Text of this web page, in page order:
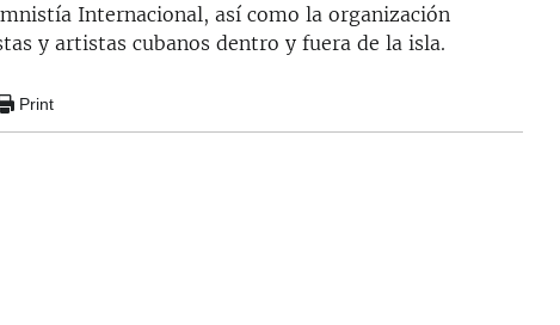
Internacional, así como la organización
y artistas cubanos dentro y fuera de la isla.
Print